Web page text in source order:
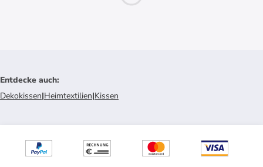
Entdecke auch:
Dekokissen|Heimtextilien|Kissen